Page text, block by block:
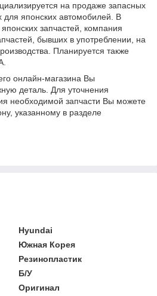
на продаже запасных
для японских автомобилей. В
запчастей, компания
бывших в употреблении, на
Планируется также
онлайн-магазина Вы
деталь. Для уточнения
необходимой запчасти Вы можете
указанному в разделе
Hyundai
Южная Корея
Резинопластик
Б/У
Оригинал